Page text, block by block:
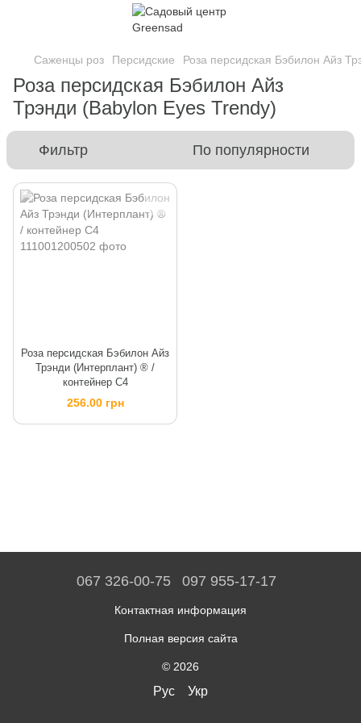
Саженцы роз Персидские Роза персидская Бэбилон Айз
Роза персидская Бэбилон Айз
Трэнди (Babylon Eyes Trendy)
Фильтр По популярности
Роза персидская Бэбилон Айз
Трэнди (Интерплант) ® /
контейнер C4
256.00 грн
067 326-00-75 097 955-17-17
Контактная информация
Полная версия сайта
© 2026
Рус Укр